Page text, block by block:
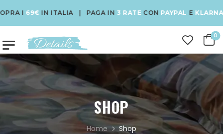
IN ITALIA | PAGA IN3 RATECONPAYPAL EKLARNA| USA
0
SHOP
Home Shop